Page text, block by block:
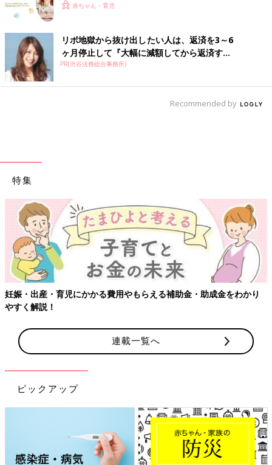
赤ちゃん・育児
リボ地獄から抜け出したい人は、返済を3～6
ヶ月停止して『大幅に減額してから返済す...
PR(渋谷法務総合事務所)
Recommended by
特集
妊娠・出産・育児にかかる費用やもらえる補助金・助成金をわかり
やすく解説！
連載一覧へ
ピックアップ